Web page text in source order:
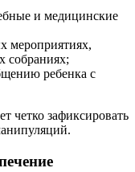
и медицинские
мероприятиях,
собраниях;
ребенка с
четко зафиксировать